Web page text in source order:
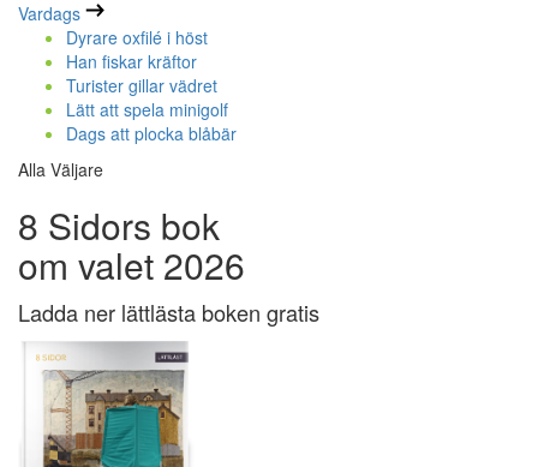
Vardags
Dyrare oxfilé i höst
Han fiskar kräftor
Turister gillar vädret
Lätt att spela minigolf
Dags att plocka blåbär
Alla Väljare
8 Sidors bok
om valet 2026
Ladda ner lättlästa boken gratis